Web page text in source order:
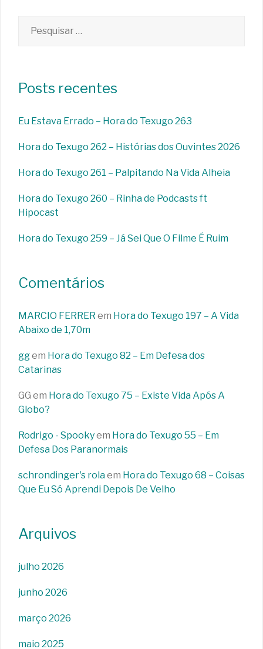
por:
Posts recentes
Eu Estava Errado – Hora do Texugo 263
Hora do Texugo 262 – Histórias dos Ouvintes 2026
Hora do Texugo 261 – Palpitando Na Vida Alheia
Hora do Texugo 260 – Rinha de Podcasts ft
Hipocast
Hora do Texugo 259 – Já Sei Que O Filme É Ruim
Comentários
MARCIO FERRER em Hora do Texugo 197 – A Vida
Abaixo de 1,70m
ggem Hora do Texugo 82 – Em Defesa dos
Catarinas
GG em Hora do Texugo 75 – Existe Vida Após A
Globo?
Rodrigo - Spookyem Hora do Texugo 55 – Em
Defesa Dos Paranormais
schrondinger's rolaem Hora do Texugo 68 – Coisas
Que Eu Só Aprendi Depois De Velho
Arquivos
julho 2026
junho 2026
março 2026
maio 2025